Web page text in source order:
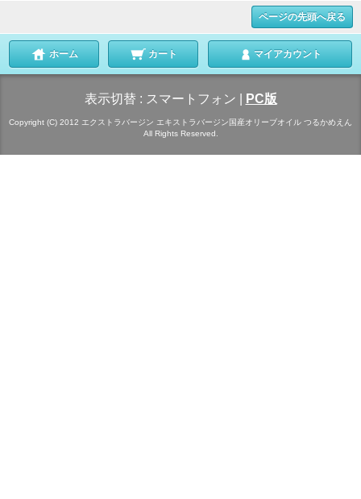
ページの先頭へ戻る
ホーム カート マイアカウント
表示切替 : スマートフォン PC版
Copyright (C) 2012 エクストラバージン エキストラバージン国産オリーブオイル つるかめえん
All Rights Reserved.